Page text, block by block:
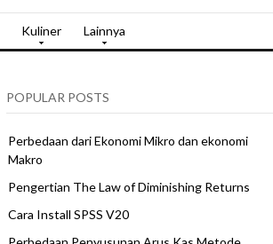
Kuliner Lainnya
POPULAR POSTS
Perbedaan dari Ekonomi Mikro dan ekonomi
Makro
Pengertian The Law of Diminishing Returns
Cara Install SPSS V20